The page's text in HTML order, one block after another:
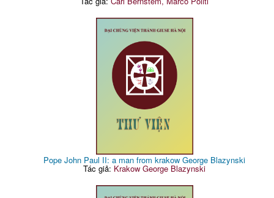
Pope John Paul II: a man from krakow George Blazynski
Tác giả: Krakow George Blazynski